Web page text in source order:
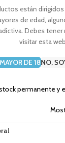
están
de edad,
Debes tener
visitar esta
DE 18NO,
Especiales y
de nuestros
permanente y